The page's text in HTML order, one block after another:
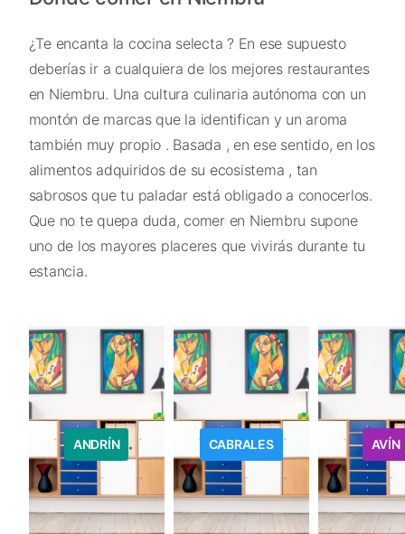
¿Te encanta la cocina selecta ? En ese supuesto
deberías ir a cualquiera de los mejores restaurantes
en Niembru. Una cultura culinaria autónoma con un
montón de marcas que la identifican y un aroma
también muy propio . Basada , en ese sentido, en los
alimentos adquiridos de su ecosistema , tan
sabrosos que tu paladar está obligado a conocerlos.
Que no te quepa duda, comer en Niembru supone
uno de los mayores placeres que vivirás durante tu
estancia.
ANDRÍN CABRALES AVÍN